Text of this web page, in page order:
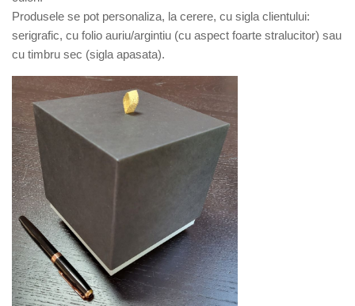
Produsele se pot personaliza, la cerere, cu sigla clientului:
serigrafic, cu folio auriu/argintiu (cu aspect foarte stralucitor) sau
cu timbru sec (sigla apasata).